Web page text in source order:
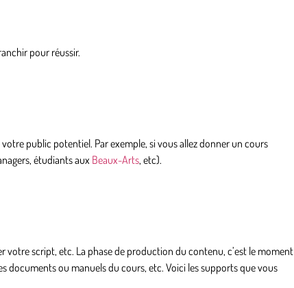
pour réussir.
public potentiel. Par exemple, si vous allez donner un cours
étudiants aux Beaux-Arts, etc).
votre script, etc. La phase de production du contenu, c’est le moment
documents ou manuels du cours, etc. Voici les supports que vous